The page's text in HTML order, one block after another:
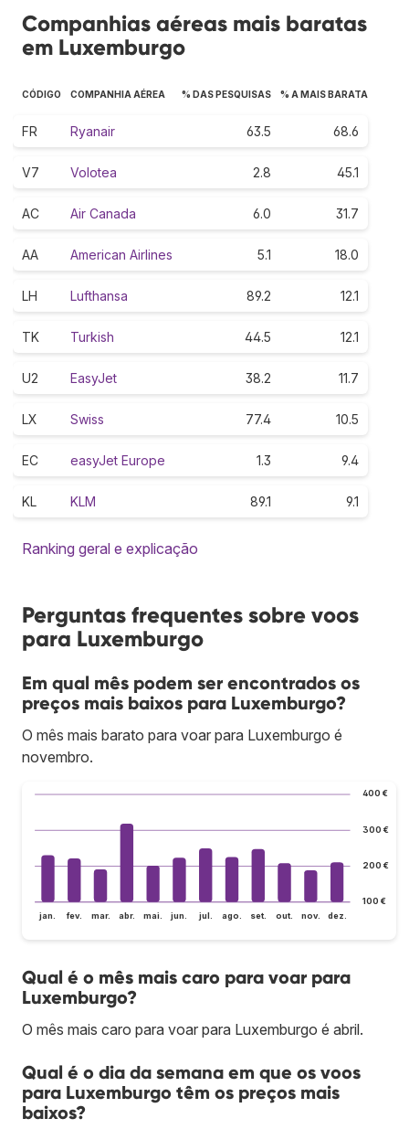
Companhias aéreas mais baratas
em Luxemburgo
CÓDIGO COMPANHIA AÉREA % DAS PESQUISAS % A MAIS BARATA
FR Ryanair 63.5 68.6
V7 Volotea 2.8 45.1
AC Air Canada 6.0 31.7
AA American Airlines 5.1 18.0
LH Lufthansa 89.2 12.1
TK Turkish 44.5 12.1
U2 EasyJet 38.2 11.7
LX Swiss 77.4 10.5
EC easyJet Europe 1.3 9.4
KL KLM 89.1 9.1
Ranking geral e explicação
Perguntas frequentes sobre voos
para Luxemburgo
Em qual mês podem ser encontrados os
preços mais baixos para Luxemburgo?
O mês mais barato para voar para Luxemburgo é
novembro.
100 €
200 €
300 €
400 €
jan. fev. mar. abr. mai. jun. jul. ago. set. out. nov. dez.
Qual é o mês mais caro para voar para
Luxemburgo?
O mês mais caro para voar para Luxemburgo é abril.
Qual é o dia da semana em que os voos
para Luxemburgo têm os preços mais
baixos?